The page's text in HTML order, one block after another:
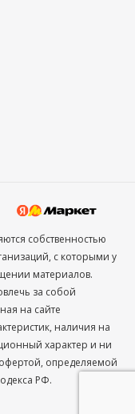
собственностью
с которыми у
материалов.
за собой
на сайте
наличия на
характер и ни
определяемой
РФ.